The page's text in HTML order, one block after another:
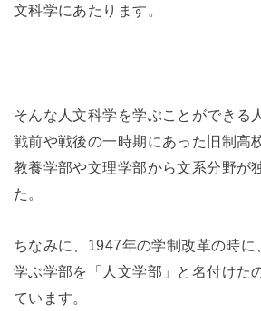
文科学にあたります。
そんな人文科学を学ぶことができる
戦前や戦後の一時期にあった旧制高
教養学部や文理学部から文系分野が
た。
ちなみに、1947年の学制改革の時に
学ぶ学部を「人文学部」と名付けた
ています。